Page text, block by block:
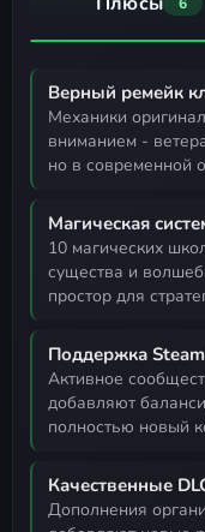
6
Верный ремейк
механики оригинала 1994 года воссозданы с большим
вниманием -
но в современной
Магическая
10 магических школ, сотни заклинаний, призываемые
существа и
простор для
Поддержка
активное сообщество создаёт моды, которые
добавляют
полностью новый
Качественные
дополнения органично вписываются в базовую игру и